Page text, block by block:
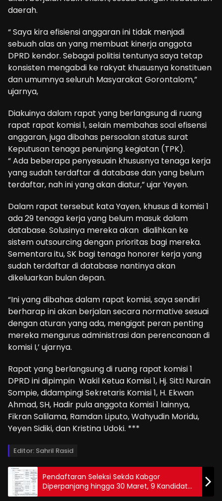
daerah.
“ Saya kira efisiensi anggaran ini tidak menjadi
sebuah alas an yang membuat kinerja anggota
DPRD kendor. Sebagai politisi tentunya saya tetap
konsisten mengabdi ke rakyat khususnya konstituen
dan umumnya seluruh Masyarakat Gorontalom,”
ujarnya,
Diakuinya dalam rapat yang berlangsung di ruang
rapat rapat komisi 1, selain membahas soal efisensi
anggaran, juga dibahas persoalan status surat
Keputusan tenaga penunjang kegiatan (TPK).
“ Ada beberapa penyesuain khususnya tenaga kerja
yang sudah terdaftar di database dan yang belum
terdaftar, nah ini yang akan diatur,” ujar Yeyen.
Dalam rapat tersebut kata Yayen, khusus di komisi 1
ada 29 tenaga kerja yang belum masuk dalam
database. Solusinya mereka akan dialihkan ke
sistem outsourcing dengan prioritas bagi mereka.
Sementara itu, SK bagi tenaga honorer kerja yang
sudah terdaftar di database nantinya akan
dikeluarkan bulan depan.
“Ini yang dibahas dalam rapat komisi, saya sendiri
berharap ini akan berjalan secara normative sesuai
dengan aturan yang ada, mengigat peran penting
mereka mengurus administrasi dan perencanaan di
komisi I,’ ujarnya.
Rapat yang berlangsung di ruang rapat komisi 1
DPRD ini dipimpin Wakil Ketua Komisi 1, Hj. Sitti Nurain
Sompie, didampingi Sekretaris Komisi 1, H. Ekwan
Ahmad, SH, Hadir pula anggota Komisi 1 lainnya,
Fikran Salilama, Ramdan Liputo, Wahyudin Moridu,
Yeyen Sidiki, dan Kristina Udoki. ***
Editor: Sahril Rasid
Pendaftaran Seleksi Sekda Kabgor
Diperpanjang hingga 30 Maret, 9 Kandidat
Terjaring Awal Ketambahan Pesaing Baru